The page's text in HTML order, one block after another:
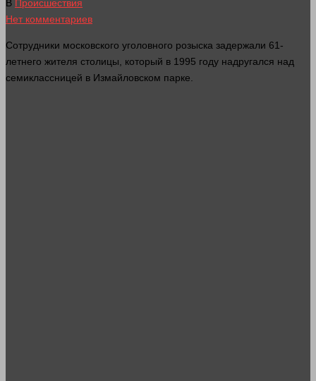
В Происшествия
Нет комментариев
Сотрудники московского уголовного розыска задержали 61-
летнего жителя столицы, который в 1995 году надругался над
семиклассницей в Измайловском парке.